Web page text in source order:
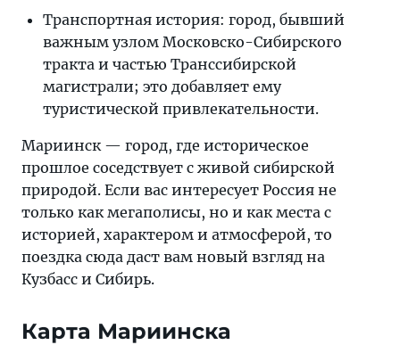
Транспортная история: город, бывший
важным узлом Московско-Сибирского
тракта и частью Транссибирской
магистрали; это добавляет ему
туристической привлекательности.
Мариинск — город, где историческое
прошлое соседствует с живой сибирской
природой. Если вас интересует Россия не
только как мегаполисы, но и как места с
историей, характером и атмосферой, то
поездка сюда даст вам новый взгляд на
Кузбасс и Сибирь.
Карта Мариинска